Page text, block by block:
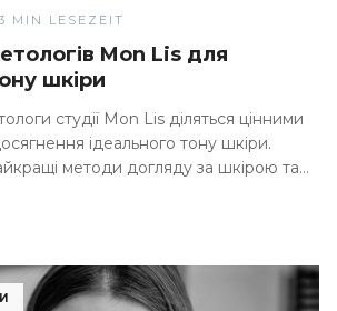
3 MIN LESEZEIT
Mon Lis для
шкіри
студії Mon Lis діляться цінними
ідеального тону шкіри.
методи догляду за шкірою та
результатів